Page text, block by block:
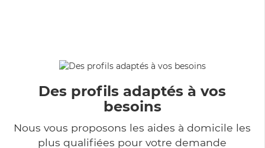
Des profils adaptés à vos
besoins
Nous vous proposons les aides à domicile les
plus qualifiées pour votre demande